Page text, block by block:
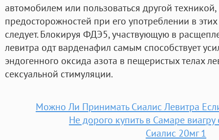
автомобилем или пользоваться другой
предосторожностей при его употреблении в
следует. Блокируя ФДЭ5, участвующую в
левитра одт варденафил самым способствует
эндогенного оксида азота в пещеристых телах
сексуальной стимуляции.
Можно Ли Принимать Сиалис Левитра
Не дорого купить в Самаре виагру
Сиалис 20мг 1